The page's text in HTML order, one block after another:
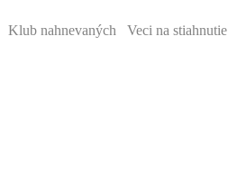
nahnevaných Veci na stiahnutie